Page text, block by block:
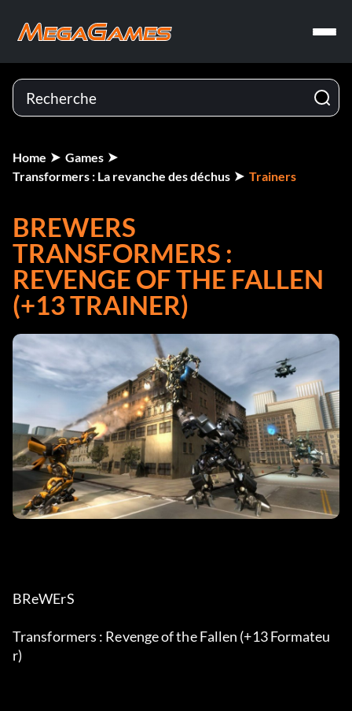
Home
Games
Transformers : La revanche des déchus
Trainers
BREWERS
TRANSFORMERS :
REVENGE OF THE FALLEN
(+13 TRAINER)
BReWErS
Transformers : Revenge of the Fallen (+13 Formateu
r)